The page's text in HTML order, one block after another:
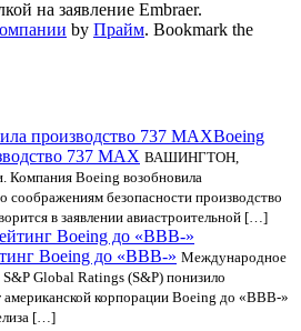
на заявление Embraer.
by Прайм. Bookmark the
Boeing
737 MAX ВАШИНГТОН,
Boeing возобновила
соображениям безопасности производство
в заявлении авиастроительной […]
Boeing до «BBB-» Международное
S&P Global Ratings (S&P) понизило
американской корпорации Boeing до «BBB-»
[…]